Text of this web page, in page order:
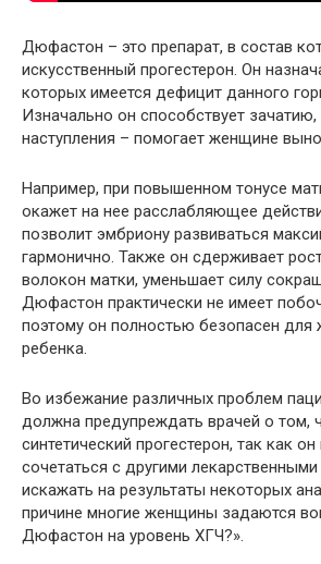
Дюфастон – это препарат, в состав
искусственный прогестерон. Он
которых имеется дефицит данного
Изначально он способствует
наступления – помогает женщине
Например, при повышенном тонусе
окажет на нее расслабляющее
позволит эмбриону развиваться
гармонично. Также он сдерживает
волокон матки, уменьшает силу
Дюфастон практически не имеет
поэтому он полностью безопасен
ребенка.
Во избежание различных проблем
должна предупреждать врачей о том,
синтетический прогестерон, так как
сочетаться с другими
искажать на результаты некоторых
причине многие женщины задаются
Дюфастон на уровень ХГЧ?».